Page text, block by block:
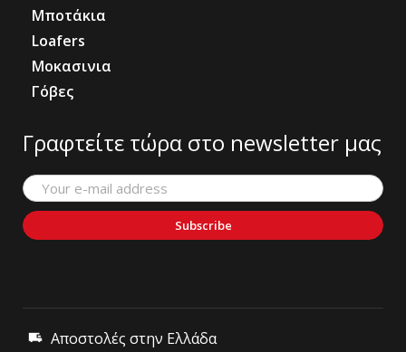
Μποτάκια
Loafers
Μοκασινια
Γόβες
Γραφτείτε τώρα στο newsletter μας
Subscribe
Αποστολές στην Ελλάδα